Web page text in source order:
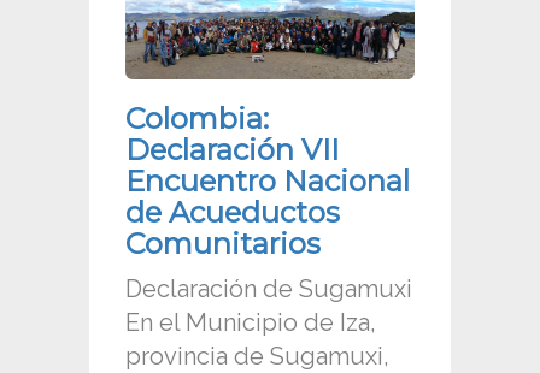
Colombia:
Declaración VII
Encuentro Nacional
de Acueductos
Comunitarios
Declaración de Sugamuxi
En el Municipio de Iza,
provincia de Sugamuxi,